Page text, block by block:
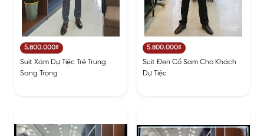
5.800.000₫
Suit Xám Dự Tiệc Trẻ Trung
Sang Trọng
5.800.000₫
Suit Đen Cổ Sam Cho Khách
Dự Tiệc